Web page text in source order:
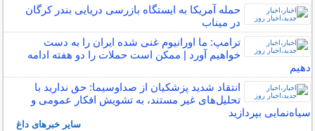
حمله آمریکا به ایستگاه بازرسی دریایی بندر کرگان
در میناب
ترامپ: ما اورانیوم غنی شده ایران را به دست
خواهیم آورد | ممکن است حملات را دو هفته ادامه
دهیم
انتقاد شدید پزشکیان از صداوسیما: حق ندارید با
تحلیل‌های غیر مستند، به تشویش افکار عمومی و
سیاه‌نمایی بپردازید
سایر خبرهای داغ